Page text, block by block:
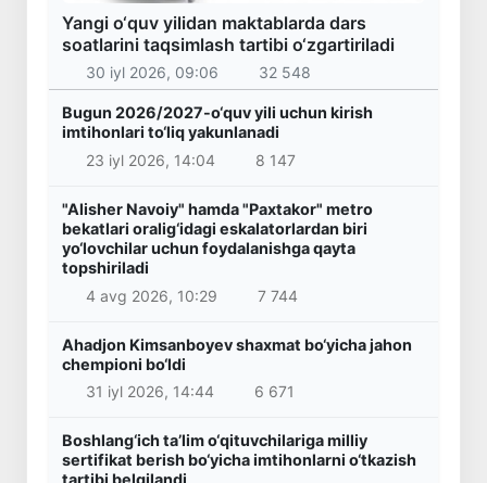
Yangi o‘quv yilidan maktablarda dars
soatlarini taqsimlash tartibi o‘zgartiriladi
30 iyl 2026, 09:06 32 548
Bugun 2026/2027-o‘quv yili uchun kirish
imtihonlari to‘liq yakunlanadi
23 iyl 2026, 14:04
8 147
"Alisher Navoiy" hamda "Paxtakor" metro
bekatlari oralig‘idagi eskalatorlardan biri
yo‘lovchilar uchun foydalanishga qayta
topshiriladi
4 avg 2026, 10:29
7 744
Ahadjon Kimsanboyev shaxmat bo‘yicha jahon
chempioni bo‘ldi
31 iyl 2026, 14:44
6 671
Boshlang‘ich ta’lim o‘qituvchilariga milliy
sertifikat berish bo‘yicha imtihonlarni o‘tkazish